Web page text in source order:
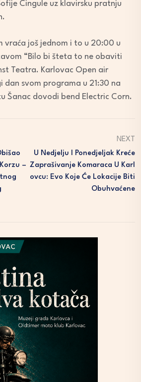
Cingule uz klavirsku pratnju
vraća još jednom i to u 20:00 u
“Bilo bi šteta to ne obaviti
Teatra. Karlovac Open air
dan svom programa u 21:30 na
Šanac dovodi bend Electric Corn.
–
NEXT
U Nedjelju I Ponedjeljak Kreće
Zaprašivanje Komaraca U Karl
Ovcu: Evo Koje Će Lokacije Biti
Obuhvaćene